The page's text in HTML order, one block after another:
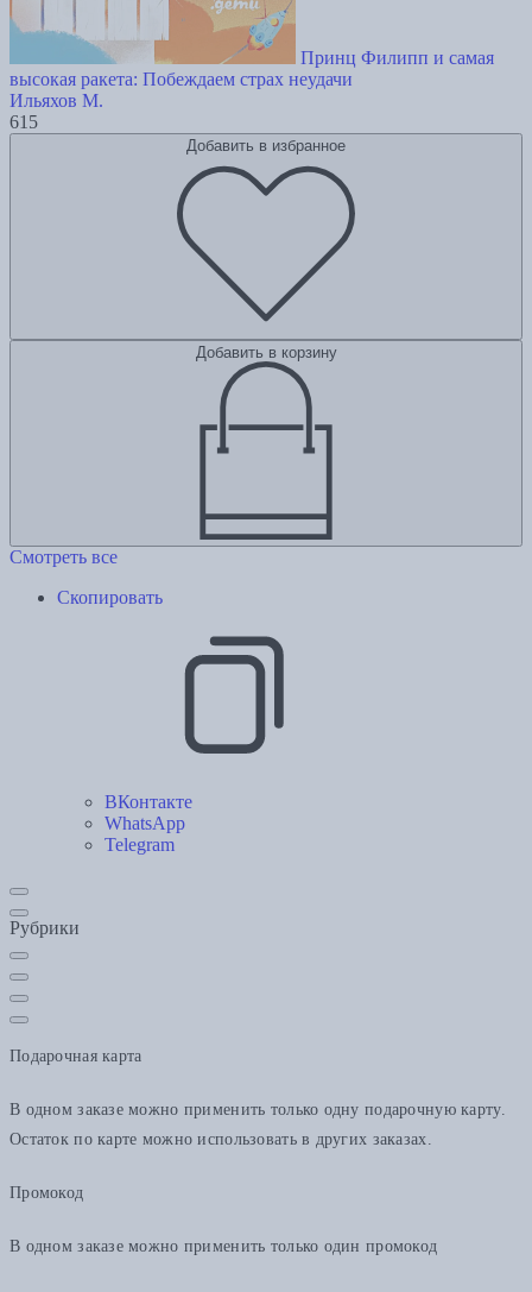
Принц Филипп и самая
высокая ракета: Побеждаем страх неудачи
Ильяхов М.
615
Добавить в избранное
Добавить в корзину
Смотреть все
Скопировать
ВКонтакте
WhatsApp
Telegram
Рубрики
Подарочная карта
В одном заказе можно применить только одну подарочную карту.
Остаток по карте можно использовать в других заказах.
Промокод
В одном заказе можно применить только один промокод